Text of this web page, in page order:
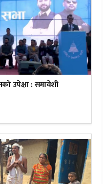
उपेक्षा : समावेशी